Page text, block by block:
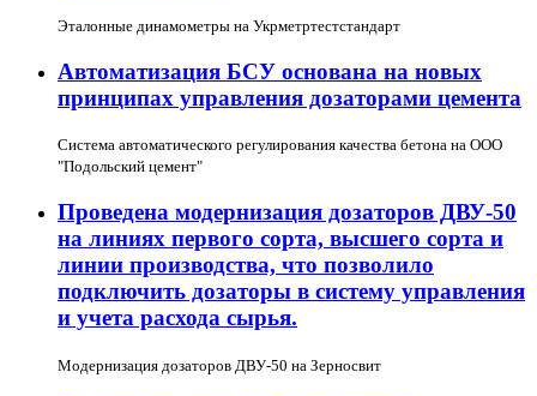
Эталонные динамометры на Укрметртестстандарт
Автоматизация БСУ основана на новых
принципах управления дозаторами цемента
Система автоматического регулирования качества бетона на ООО
"Подольский цемент"
Проведена модернизация дозаторов ДВУ-50
на линиях первого сорта, высшего сорта и
линии производства, что позволило
подключить дозаторы в систему управления
и учета расхода сырья.
Модернизация дозаторов ДВУ-50 на Зерносвит